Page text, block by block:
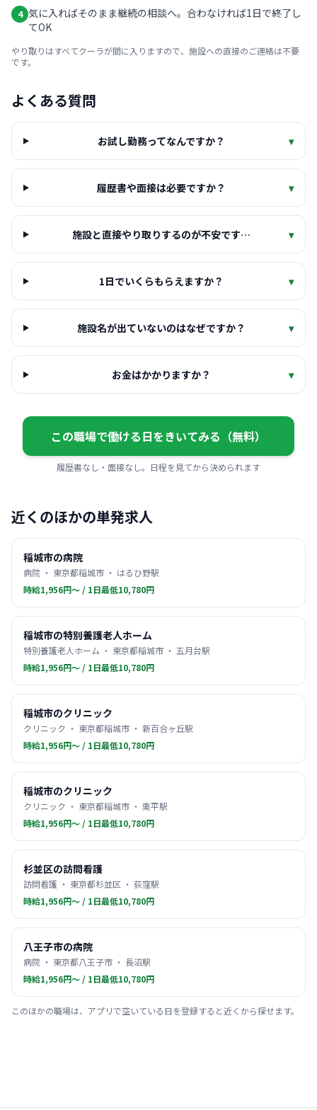
4 気に入ればそのまま継続の相談へ。合わなければ1日で終了し
てOK
やり取りはすべてクーラが間に入りますので、施設への直接のご連絡は不要
です。
よくある質問
お試し勤務ってなんですか？ ▾
履歴書や面接は必要ですか？ ▾
施設と直接やり取りするのが不安です… ▾
1日でいくらもらえますか？ ▾
施設名が出ていないのはなぜですか？ ▾
お金はかかりますか？ ▾
この職場で働ける日をきいてみる（無料）
履歴書なし・面接なし。日程を見てから決められます
近くのほかの単発求人
稲城市の病院
病院 ・ 東京都稲城市 ・ はるひ野駅
時給1,956円〜 / 1日最低10,780円
稲城市の特別養護老人ホーム
特別養護老人ホーム ・ 東京都稲城市 ・ 五月台駅
時給1,956円〜 / 1日最低10,780円
稲城市のクリニック
クリニック ・ 東京都稲城市 ・ 新百合ヶ丘駅
時給1,956円〜 / 1日最低10,780円
稲城市のクリニック
クリニック ・ 東京都稲城市 ・ 栗平駅
時給1,956円〜 / 1日最低10,780円
杉並区の訪問看護
訪問看護 ・ 東京都杉並区 ・ 荻窪駅
時給1,956円〜 / 1日最低10,780円
八王子市の病院
病院 ・ 東京都八王子市 ・ 長沼駅
時給1,956円〜 / 1日最低10,780円
このほかの職場は、アプリで空いている日を登録すると近くから探せます。